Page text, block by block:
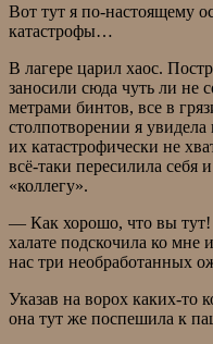
Вот тут я по-настоящему
катастрофы…
В лагере царил хаос.
заносили сюда чуть ли не
метрами бинтов, все в
столпотворении я увидела
их катастрофически не
всё-таки пересилила себя
«коллегу».
— Как хорошо, что вы
халате подскочила ко мне
нас три необработанных
Указав на ворох каких-то
она тут же поспешила к